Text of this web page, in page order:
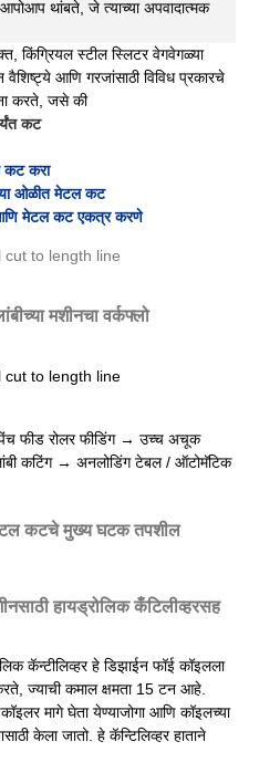
थांबते, जे त्याच्या अपवादात्मक
किंग्रियल स्टील स्लिटर वेगवेगळ्या
वैशिष्ट्ये आणि गरजांसाठी विविध प्रकारचे
करते, जसे की
कट
कट करा
ओळीत मेटल कट
आणि मेटल कट एकत्र करणे
मशीनचा वर्कफ्लो
फीड रोलर फीडिंग → उच्च अचूक
कटिंग → अनलोडिंग टेबल / ऑटोमॅटिक
मेटल कटचे मुख्य घटक तपशील
हायड्रोलिक कँटिलीव्हरसह
कॅन्टीलिव्हर हे डिझाईन फॉई कॉइलला
ज्याची कमाल क्षमता 15 टन आहे.
मागे घेता येण्याजोगा आणि कॉइलच्या
केला जातो. हे कॅन्टिलिव्हर हाताने